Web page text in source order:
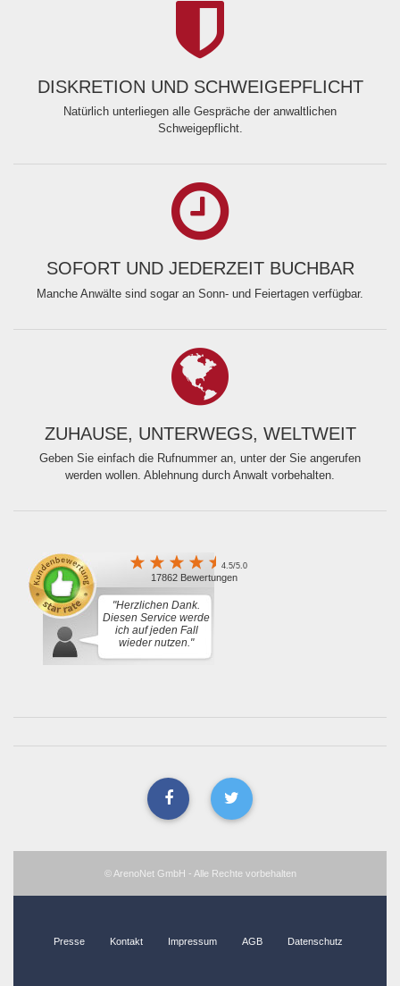
DISKRETION UND SCHWEIGEPFLICHT
Natürlich unterliegen alle Gespräche der anwaltlichen
Schweigepflicht.
SOFORT UND JEDERZEIT BUCHBAR
Manche Anwälte sind sogar an Sonn- und Feiertagen verfügbar.
ZUHAUSE, UNTERWEGS, WELTWEIT
Geben Sie einfach die Rufnummer an, unter der Sie angerufen
werden wollen. Ablehnung durch Anwalt vorbehalten.
4.5/5.0
17862 Bewertungen
"Herzlichen Dank.
Diesen Service werde
ich auf jeden Fall
wieder nutzen."
© ArenoNet GmbH - Alle Rechte vorbehalten
Presse Kontakt Impressum AGB Datenschutz